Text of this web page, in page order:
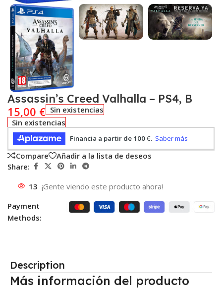
Assassin’s Creed Valhalla – PS4, B
15,00 € Sin existencias
Sin existencias
Compare
Añadir a la lista de deseos
Share:
13 ¡Gente viendo este producto ahora!
Payment
Methods:
Description
Más información del producto